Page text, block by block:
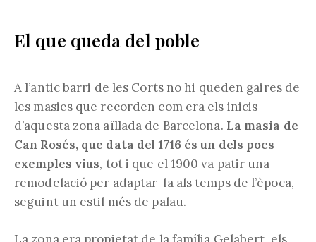
El que queda del poble
A l’antic barri de les Corts no hi queden gaires de
les masies que recorden com era els inicis
d’aquesta zona aïllada de Barcelona. La masia de
Can Rosés, que data del 1716 és un dels pocs
exemples vius, tot i que el 1900 va patir una
remodelació per adaptar-la als temps de l’època,
seguint un estil més de palau.
La zona era propietat de la família Gelabert, els